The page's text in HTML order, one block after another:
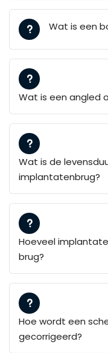
Wat is een
Wat is een angled
Wat is de
implantatenbrug?
Hoeveel
brug?
Hoe wordt een
gecorrigeerd?